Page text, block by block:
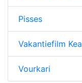
Pisses
Vakantiefilm
Vourkari